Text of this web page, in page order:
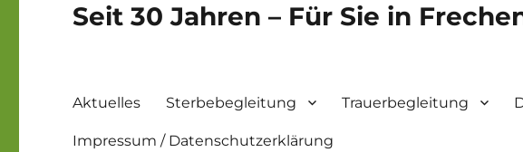
Seit 30 Jahren – Für Sie in
Aktuelles Sterbebegleitung Trauerbegleitung
Impressum / Datenschutzerklärung